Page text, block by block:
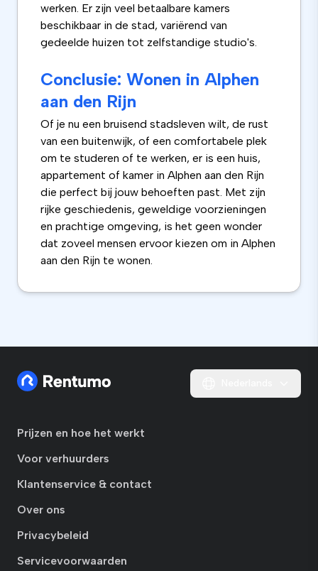
werken. Er zijn veel betaalbare kamers
beschikbaar in de stad, variërend van
gedeelde huizen tot zelfstandige studio's.
Conclusie: Wonen in Alphen
aan den Rijn
Of je nu een bruisend stadsleven wilt, de rust
van een buitenwijk, of een comfortabele plek
om te studeren of te werken, er is een huis,
appartement of kamer in Alphen aan den Rijn
die perfect bij jouw behoeften past. Met zijn
rijke geschiedenis, geweldige voorzieningen
en prachtige omgeving, is het geen wonder
dat zoveel mensen ervoor kiezen om in Alphen
aan den Rijn te wonen.
Prijzen en hoe het werkt
Voor verhuurders
Klantenservice & contact
Over ons
Privacybeleid
Servicevoorwaarden